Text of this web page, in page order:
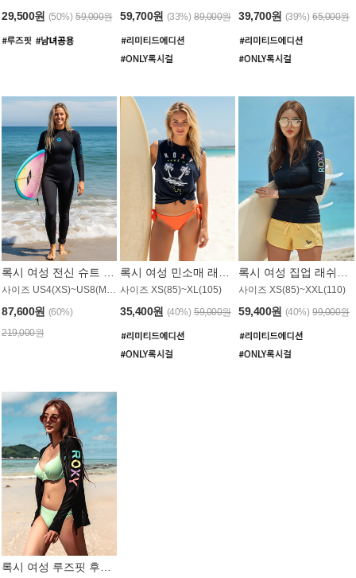
29,500원 (50%) 59,000원 59,700원 (33%) 89,000원 39,700원 (39%) 65,000원
87,600원 (60%)
219,000원
사이즈 XS(85)~XL(105)
35,400원 (40%) 59,000원
사이즈 XS(85)~XXL(110)
59,400원 (40%) 99,000원
록시 여성 루즈핏 후드 래쉬가드 WT900BRX